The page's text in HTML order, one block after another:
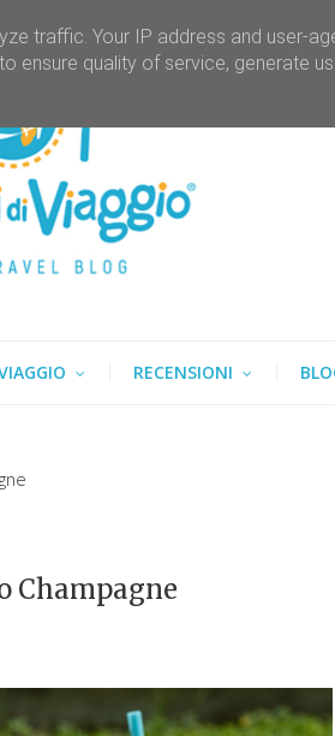
RECENSIONI
Champagne
traffic. Your IP address and user-
ensure quality of service, generate